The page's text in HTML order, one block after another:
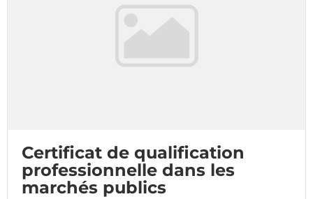
Certificat de qualification
professionnelle dans les
marchés publics